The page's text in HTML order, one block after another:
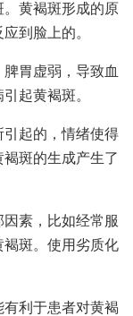
。黄褐斑形成的原
到脸上的。
胃虚弱，导致血
起黄褐斑。
起的，情绪使得
斑的生成产生了
素，比如经常服
褐斑。使用劣质化
利于患者对黄褐